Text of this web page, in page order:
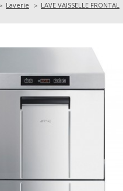
Laverie LAVE VAISSELLE FRONTAL